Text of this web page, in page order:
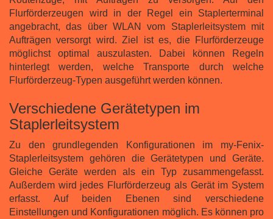
Flurförderzeugen wird in der Regel ein Staplerterminal
angebracht, das über WLAN vom Staplerleitsystem mit
Aufträgen versorgt wird. Ziel ist es, die Flurförderzeuge
möglichst optimal auszulasten. Dabei können Regeln
hinterlegt werden, welche Transporte durch welche
Flurförderzeug-Typen ausgeführt werden können.
Verschiedene Gerätetypen im
Staplerleitsystem
Zu den grundlegenden Konfigurationen im my-Fenix-
Staplerleitsystem gehören die Gerätetypen und Geräte.
Gleiche Geräte werden als ein Typ zusammengefasst.
Außerdem wird jedes Flurförderzeug als Gerät im System
erfasst. Auf beiden Ebenen sind verschiedene
Einstellungen und Konfigurationen möglich. Es können pro